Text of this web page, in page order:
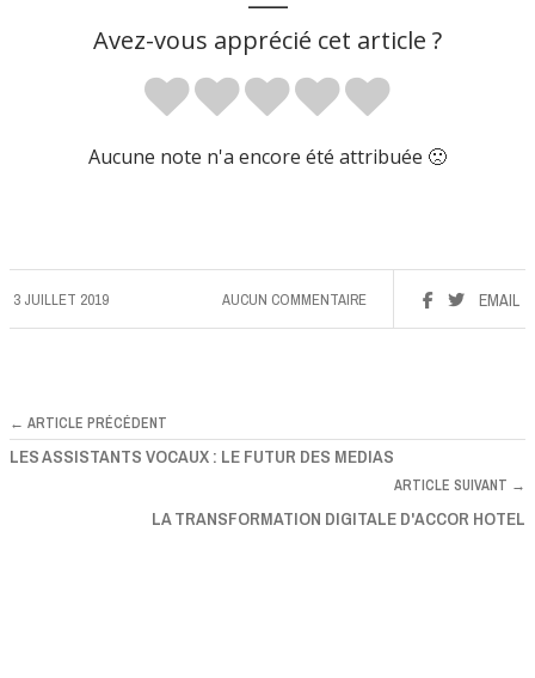
Avez-vous apprécié cet article ?
Aucune note n'a encore été attribuée 🙁
3 JUILLET 2019 EMAIL
AUCUN COMMENTAIRE
← ARTICLE PRÉCÉDENT
LES ASSISTANTS VOCAUX : LE FUTUR DES MEDIAS
ARTICLE SUIVANT →
LA TRANSFORMATION DIGITALE D'ACCOR HOTEL